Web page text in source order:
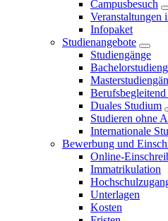
Campusbesuch
Veranstaltungen
Infopaket
Studienangebote
Studiengänge
Duales Studium
Studieren ohne
Internationale
Bewerbung und
Online-
Immatrikulation
Unterlagen
Kosten